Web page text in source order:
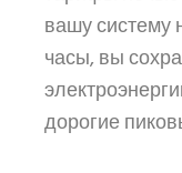
вашу систему
часы, вы
дорогие